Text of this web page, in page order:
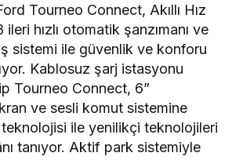
Tourneo Connect, Akıllı Hız
8 ileri hızlı otomatik şanzımanı ve
sistemi ile güvenlik ve konforu
Kablosuz şarj istasyonu
Tourneo Connect, 6”
ve sesli komut sistemine
ile yenilikçi teknolojileri
tanıyor. Aktif park sistemiyle